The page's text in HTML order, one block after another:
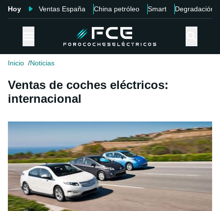
Hoy Ventas España China petróleo Smart Degradación
Inicio Noticias
Ventas de coches eléctricos:
internacional